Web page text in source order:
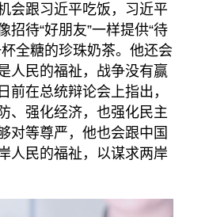
会跟习近平吃饭，习近平
招待“好朋友”一样提供“待
全糖的珍珠奶茶。他还会
人民的福祉，战争没有赢
前在总统辩论会上指出，
、强化经济，也强化民主
对等尊严，他也会跟中国
人民的福祉，以谋求两岸